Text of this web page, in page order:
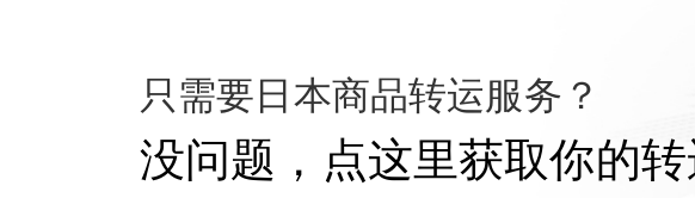
只需要日本商品转运服务？
没问题，点这里获取你的